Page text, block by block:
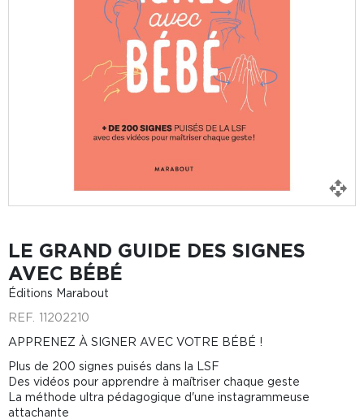
LE GRAND GUIDE DES SIGNES
AVEC BÉBÉ
Éditions Marabout
REF. 11202210
APPRENEZ À SIGNER AVEC VOTRE BÉBÉ !
Plus de 200 signes puisés dans la LSF
Des vidéos pour apprendre à maîtriser chaque geste
La méthode ultra pédagogique d'une instagrammeuse
attachante